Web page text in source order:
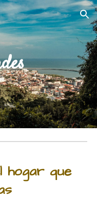
Skip to navigation
hogar que